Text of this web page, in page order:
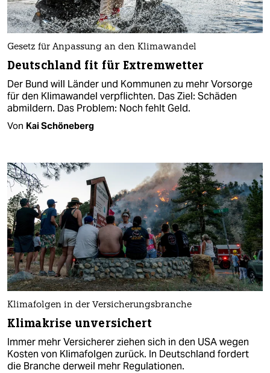
Gesetz für Anpassung an den Klimawandel
Deutschland fit für Extremwetter
Der Bund will Länder und Kommunen zu mehr Vorsorge
für den Klimawandel verpflichten. Das Ziel: Schäden
abmildern. Das Problem: Noch fehlt Geld.
Von Kai Schöneberg
Klimafolgen in der Versicherungsbranche
Klimakrise unversichert
Immer mehr Versicherer ziehen sich in den USA wegen
Kosten von Klimafolgen zurück. In Deutschland fordert
die Branche derweil mehr Regulationen.